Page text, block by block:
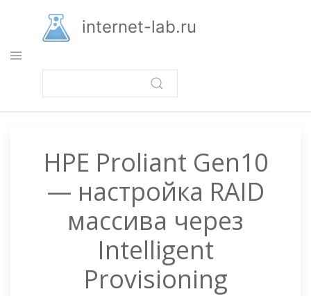
основному
содержанию
internet-lab.ru
HPE Proliant Gen10
— настройка RAID
массива через
Intelligent
Provisioning